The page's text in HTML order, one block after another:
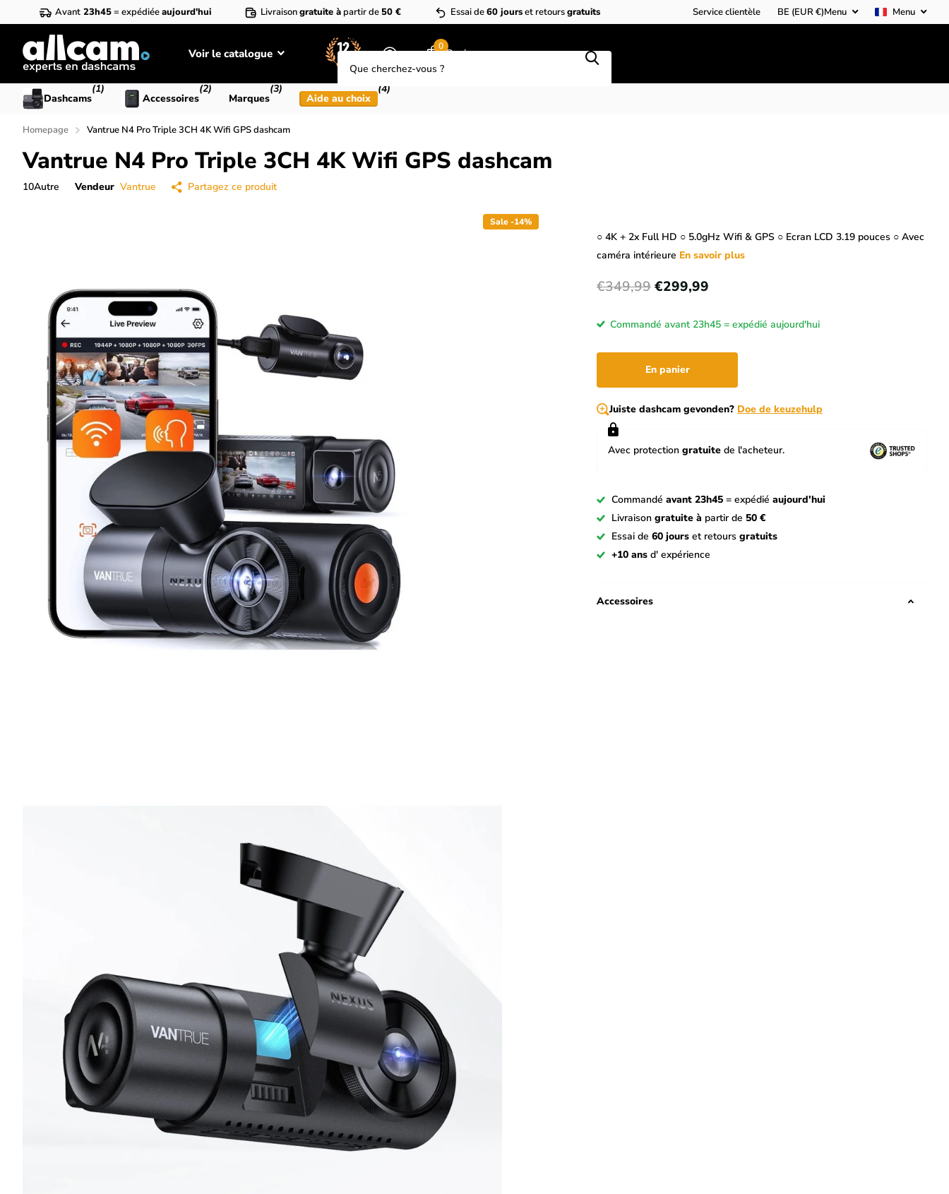
Avant 23h45= expédiéeaujourd'hui Livraisongratuite à partir de 50 € Essai de60 jourset retoursgratuits Service clientèle BE (EUR €)Menu Menu
Voir le catalogue
Que cherchez-vous?
0
Panier
Dashcams
(1)
Accessoires
(2)
Marques
(3)
Aide au choix
(4)
Homepage Vantrue N4 Pro Triple 3CH 4K Wifi GPS dashcam
Vantrue N4 Pro Triple 3CH 4K Wifi GPS dashcam
10Autre Vendeur Vantrue Partagez ce produit
Sale -14%
○ 4K + 2x Full HD ○ 5.0gHz Wifi & GPS ○ Ecran LCD 3.19 pouces ○ Avec
caméra intérieure En savoir plus
€349,99€299,99
Commandé avant 23h45 = expédié aujourd'hui
En panier
Juiste dashcam gevonden? Doe de keuzehulp
Avec protection gratuite de l'acheteur.
Commandé avant 23h45 = expédié aujourd'hui
Livraison gratuite à partir de 50 €
Essai de 60 jours et retours gratuits
+10 ans d' expérience
Accessoires